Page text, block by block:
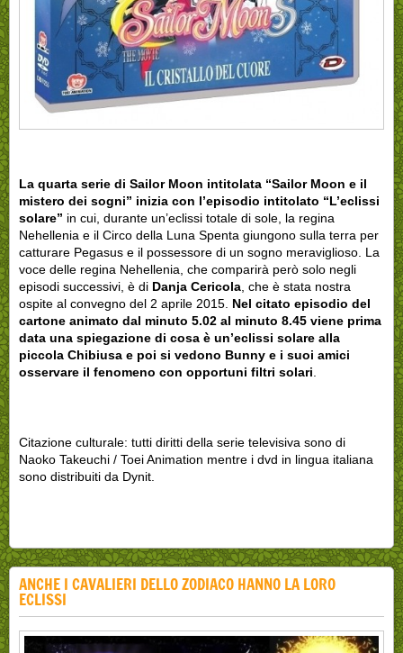
La quarta serie di Sailor Moon intitolata “Sailor Moon e il
mistero dei sogni” inizia con l’episodio intitolato “L’eclissi
solare” in cui, durante un’eclissi totale di sole, la regina
Nehellenia e il Circo della Luna Spenta giungono sulla terra per
catturare Pegasus e il possessore di un sogno meraviglioso. La
voce delle regina Nehellenia, che comparirà però solo negli
episodi successivi, è di Danja Cericola, che è stata nostra
ospite al convegno del 2 aprile 2015. Nel citato episodio del
cartone animato dal minuto 5.02 al minuto 8.45 viene prima
data una spiegazione di cosa è un’eclissi solare alla
piccola Chibiusa e poi si vedono Bunny e i suoi amici
osservare il fenomeno con opportuni filtri solari.
Citazione culturale: tutti diritti della serie televisiva sono di
Naoko Takeuchi / Toei Animation mentre i dvd in lingua italiana
sono distribuiti da Dynit.
ANCHE I CAVALIERI DELLO ZODIACO HANNO LA LORO
ECLISSI